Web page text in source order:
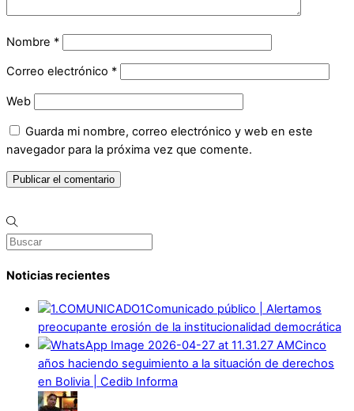
Nombre *
Correo electrónico *
Web
Guarda mi nombre, correo electrónico y web en este
navegador para la próxima vez que comente.
Noticias recientes
Comunicado público | Alertamos
preocupante erosión de la institucionalidad democrática
Cinco
años haciendo seguimiento a la situación de derechos
en Bolivia | Cedib Informa